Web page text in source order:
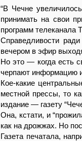
“В Чечне
принимать на свои
программ телеканала
Справедливости
вечером в эфир
Но это — когда есть
черпают информацию
Кое-какие
местной прессы, то
издание — газету
Она, кстати, и
как на дрожжах. Но
Газета печатала,